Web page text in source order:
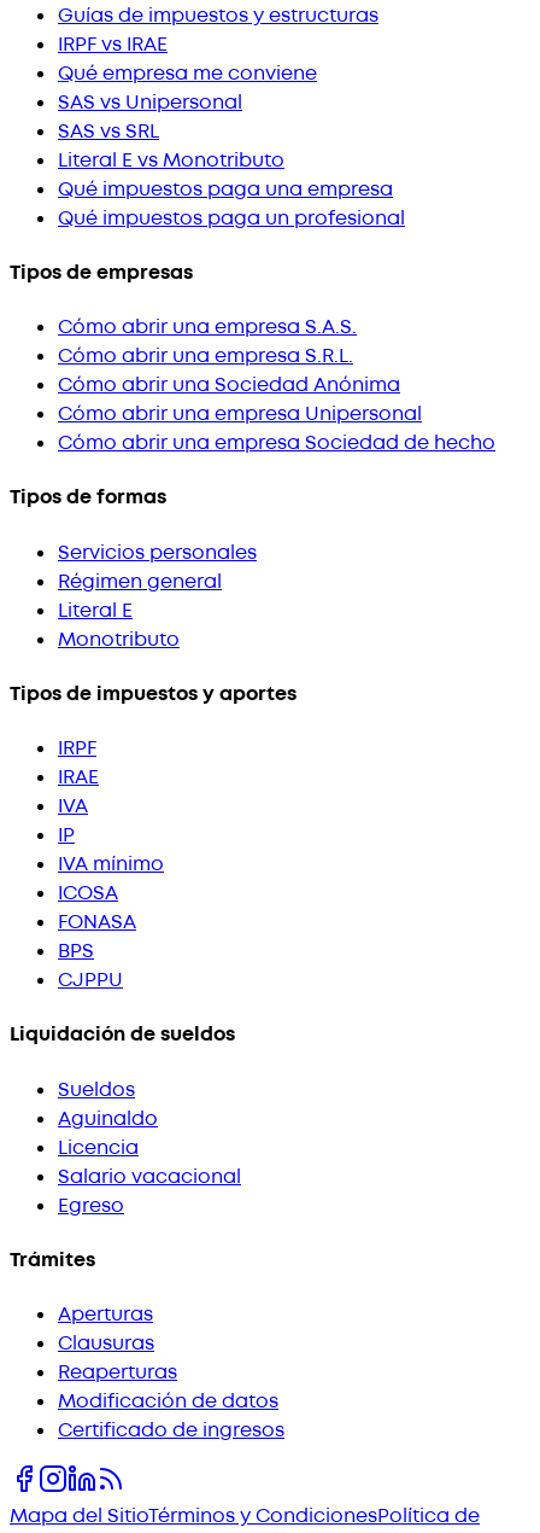
Guías de impuestos y estructuras
IRPF vs IRAE
Qué empresa me conviene
SAS vs Unipersonal
SAS vs SRL
Literal E vs Monotributo
Qué impuestos paga una empresa
Qué impuestos paga un profesional
Tipos de empresas
Cómo abrir una empresa S.A.S.
Cómo abrir una empresa S.R.L.
Cómo abrir una Sociedad Anónima
Cómo abrir una empresa Unipersonal
Cómo abrir una empresa Sociedad de hecho
Tipos de formas
Servicios personales
Régimen general
Literal E
Monotributo
Tipos de impuestos y aportes
IRPF
IRAE
IVA
IP
IVA mínimo
ICOSA
FONASA
BPS
CJPPU
Liquidación de sueldos
Sueldos
Aguinaldo
Licencia
Salario vacacional
Egreso
Trámites
Aperturas
Clausuras
Reaperturas
Modificación de datos
Certificado de ingresos
Mapa del SitioTérminos y CondicionesPolítica de